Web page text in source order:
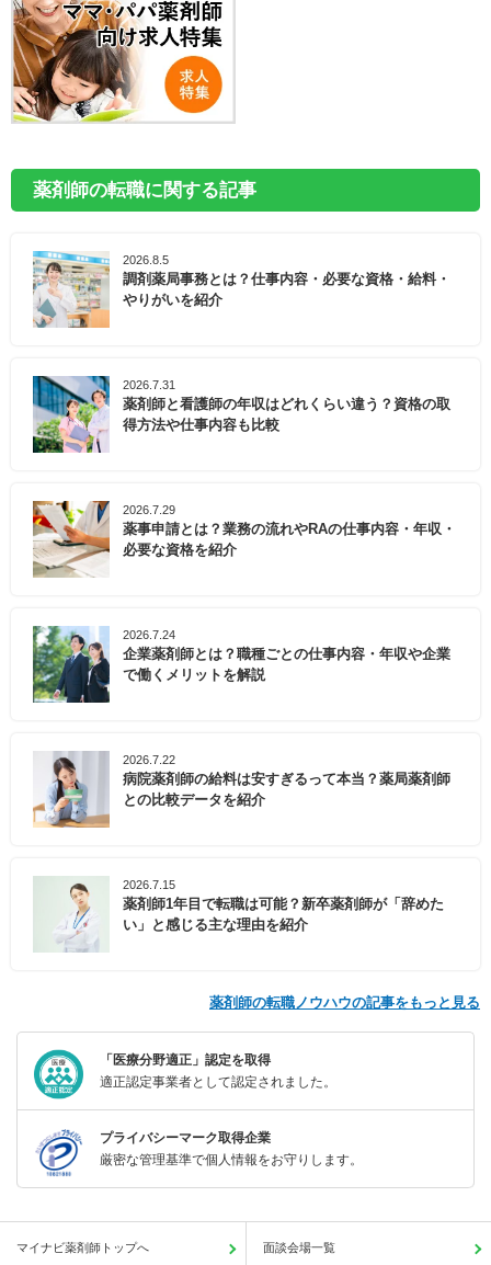
薬剤師の転職に関する記事
2026.8.5
調剤薬局事務とは？仕事内容・必要な資格・給料・
やりがいを紹介
2026.7.31
薬剤師と看護師の年収はどれくらい違う？資格の取
得方法や仕事内容も比較
2026.7.29
薬事申請とは？業務の流れやRAの仕事内容・年収・
必要な資格を紹介
2026.7.24
企業薬剤師とは？職種ごとの仕事内容・年収や企業
で働くメリットを解説
2026.7.22
病院薬剤師の給料は安すぎるって本当？薬局薬剤師
との比較データを紹介
2026.7.15
薬剤師1年目で転職は可能？新卒薬剤師が「辞めた
い」と感じる主な理由を紹介
薬剤師の転職ノウハウの記事をもっと見る
「医療分野適正」認定を取得
適正認定事業者として認定されました。
プライバシーマーク取得企業
厳密な管理基準で個人情報をお守りします。
マイナビ薬剤師トップへ 面談会場一覧